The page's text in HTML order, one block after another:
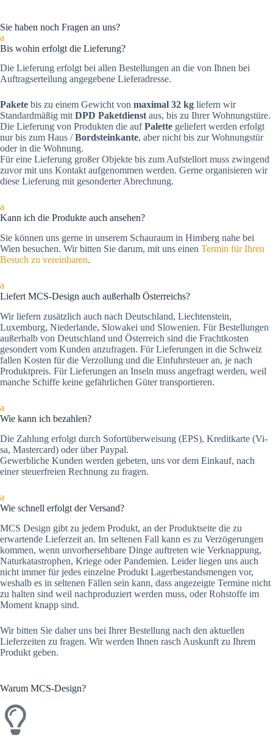
Sie haben noch Fragen an uns?
a
Bis wohin erfolgt die Lieferung?
Die Lieferung erfolgt bei allen Bestellungen an die von Ihnen bei
Auftragserteilung angegebene Lieferadresse.
Pakete bis zu einem Gewicht von maximal 32 kg liefern wir
Standardmäßig mit DPD Paketdienst aus, bis zu Ihrer Wohnungstüre.
Die Lieferung von Produkten die aufPalette geliefert werden erfolgt
nur bis zum Haus /Bordsteinkante, aber nicht bis zur Wohnungstür
oder in die Wohnung.
Für eine Lieferung großer Objekte bis zum Aufstellort muss zwingend
zuvor mit uns Kontakt aufgenommen werden. Gerne organisieren wir
diese Lieferung mit gesonderter Abrechnung.
a
Kann ich die Produkte auch ansehen?
Sie können uns gerne in unserem Schauraum in Himberg nahe bei
Wien besuchen. Wir bitten Sie darum, mit uns einen Termin für Ihren
Besuch zu vereinbaren.
a
Liefert MCS-Design auch außerhalb Österreichs?
Wir liefern zusätzlich auch nach Deutschland, Liechtenstein,
Luxemburg, Niederlande, Slowakei und Slowenien. Für Bestellungen
außerhalb von Deutschland und Österreich sind die Frachtkosten
gesondert vom Kunden anzufragen. Für Lieferungen in die Schweiz
fallen Kosten für die Verzollung und die Einfuhrsteuer an, je nach
Produktpreis. Für Lieferungen an Inseln muss angefragt werden, weil
manche Schiffe keine gefährlichen Güter transportieren.
a
Wie kann ich bezahlen?
Die Zah­lung er­folgt durch Sofortüberweisung (EPS), Kre­dit­kar­te (Vi­
sa, Mas­ter­card) oder über Paypal.
Gewerbliche Kunden werden gebeten, uns vor dem Einkauf, nach
einer steuerfreien Rechnung zu fragen.
a
Wie schnell erfolgt der Versand?
MCS Design gibt zu jedem Produkt, an der Produktseite die zu
erwartende Lieferzeit an. Im seltenen Fall kann es zu Verzögerungen
kommen, wenn unvorhersehbare Dinge auftreten wie Verknappung,
Naturkatastrophen, Kriege oder Pandemien. Leider liegen uns auch
nicht immer für jedes einzelne Produkt Lagerbestandsmengen vor,
weshalb es in seltenen Fällen sein kann, dass angezeigte Termine nicht
zu halten sind weil nachproduziert werden muss, oder Rohstoffe im
Moment knapp sind.
Wir bitten Sie daher uns bei Ihrer Bestellung nach den aktuellen
Lieferzeiten zu fragen. Wir werden Ihnen rasch Auskunft zu Ihrem
Produkt geben.
Warum MCS-Design?